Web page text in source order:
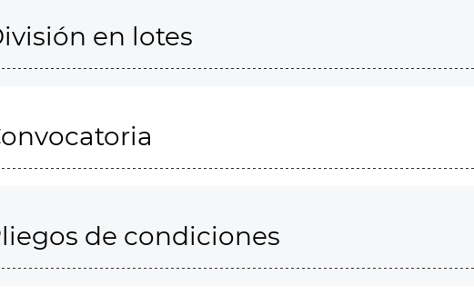
en lotes
de condiciones